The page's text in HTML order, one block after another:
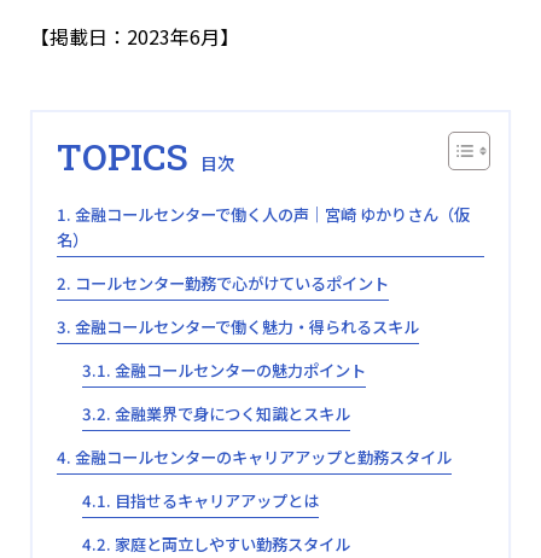
【掲載日：2023年6月】
TOPICS
金融コールセンターで働く人の声│宮崎 ゆかりさん（仮
名）
コールセンター勤務で心がけているポイント
金融コールセンターで働く魅力・得られるスキル
金融コールセンターの魅力ポイント
金融業界で身につく知識とスキル
金融コールセンターのキャリアアップと勤務スタイル
目指せるキャリアアップとは
家庭と両立しやすい勤務スタイル